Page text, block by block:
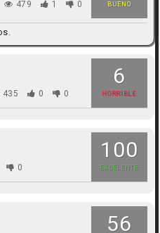
BUENO
479 1 0
6
HORRIBLE
435 0 0
100
EXCELENTE
0
56